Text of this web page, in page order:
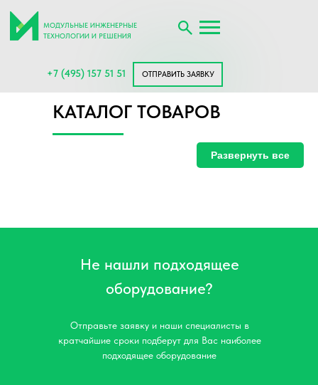
+7 (495) 157 51 51
МОДУЛЬНЫЕ ИНЖЕНЕРНЫЕ
ТЕХНОЛОГИИ И РЕШЕНИЯ
ОТПРАВИТЬ ЗАЯВКУ
КАТАЛОГ ТОВАРОВ
Развернуть все
Отправьте заявку и наши специалисты в
кратчайшие сроки подберут для Вас наиболее
подходящее оборудование
Не нашли подходящее
оборудование?